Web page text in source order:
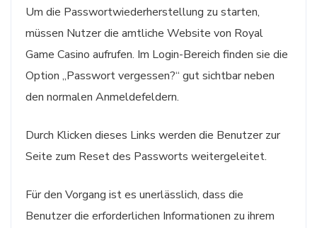
Um die Passwortwiederherstellung zu starten,
müssen Nutzer die amtliche Website von Royal
Game Casino aufrufen. Im Login-Bereich finden sie die
Option „Passwort vergessen?“ gut sichtbar neben
den normalen Anmeldefeldern.
Durch Klicken dieses Links werden die Benutzer zur
Seite zum Reset des Passworts weitergeleitet.
Für den Vorgang ist es unerlässlich, dass die
Benutzer die erforderlichen Informationen zu ihrem